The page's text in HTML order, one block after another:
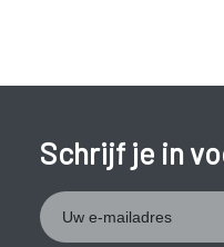
Schrijf je in